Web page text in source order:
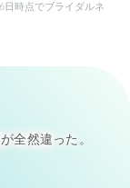
時点でブライダルネ
全然違った。